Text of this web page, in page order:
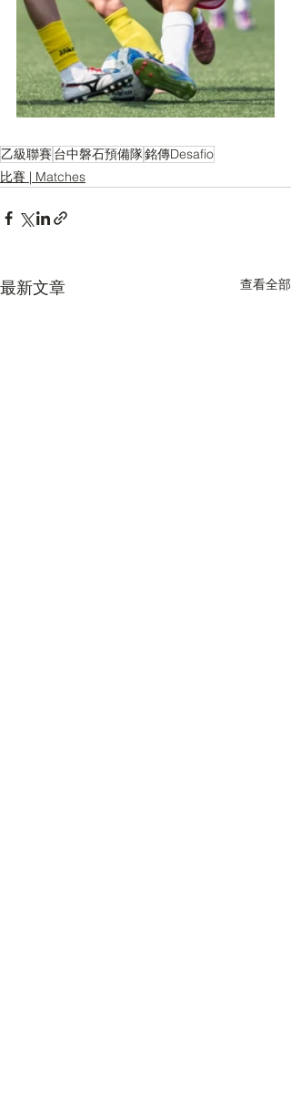
乙級聯賽 台中磐石預備隊銘傳Desafio
比賽 | Matches
最新文章 查看全部